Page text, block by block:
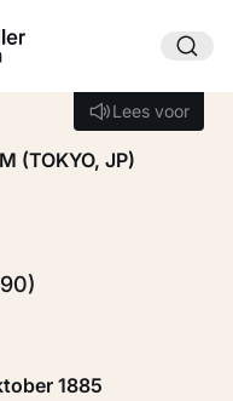
Lees voor
Lees voor
(TOKYO, JP)
1885